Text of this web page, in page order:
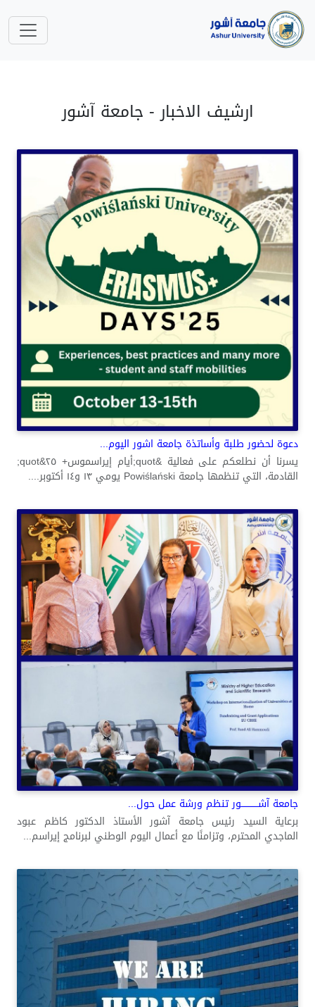
ارشيف الاخبار - جامعة آشور
دعوة لحضور طلبة وأساتذة جامعة اشور اليوم...
يسرنا أن نطلعكم على فعالية &quot;أيام إيراسموس+ ٢٥&quot;
القادمة، التي تنظمها جامعة Powiślański يومي ١٣ و١٤ أكتوبر....
جامعة آشــــــــــــور تنظم ورشة عمل حول...
برعاية السيد رئيس جامعة آشور الأستاذ الدكتور كاظم عبود
الماجدي المحترم، وتزامنًا مع أعمال اليوم الوطني لبرنامج إيراسم...